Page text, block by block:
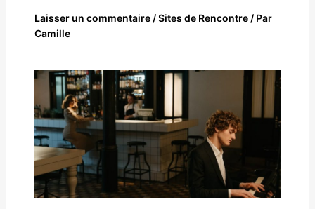
Laisser un commentaire /Sites de Rencontre/ Par
Camille